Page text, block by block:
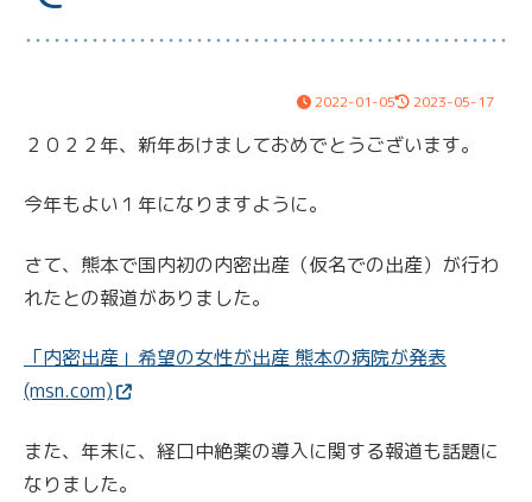
2022-01-05 2023-05-17
２０２２年、新年あけましておめでとうございます。
今年もよい１年になりますように。
さて、熊本で国内初の内密出産（仮名での出産）が行わ
れたとの報道がありました。
「内密出産」希望の女性が出産 熊本の病院が発表
(msn.com)
また、年末に、経口中絶薬の導入に関する報道も話題に
なりました。